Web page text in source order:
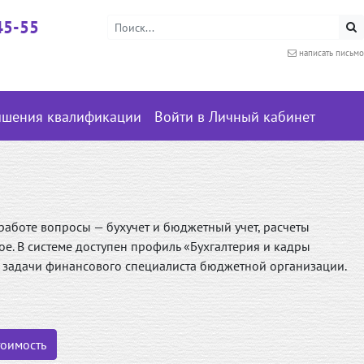
55
написать письмо
квалификации Войти в Личный кабинет
вопросы — бухучет и бюджетный учет, расчеты
В системе доступен профиль «Бухгалтерия и кадры
финансового специалиста бюджетной организации.